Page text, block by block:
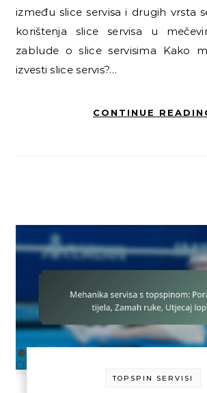
između slice servisa i drugih vrsta
korištenja slice servisa u
zablude o slice servisima Kako
izvesti slice servis?…
CONTINUE
TOPSPIN SERVISI